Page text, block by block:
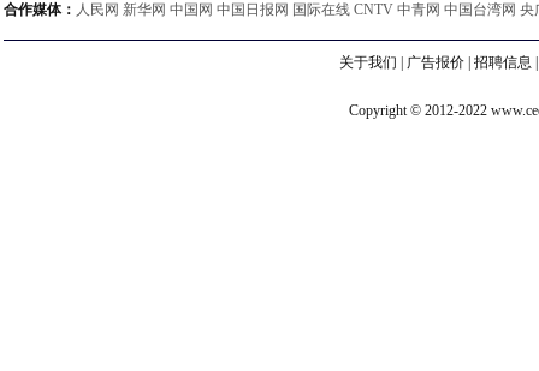
合作媒体： 人民网 新华网 中国网 中国日报网 国际在线 CNTV 中青网 中国台湾网
关于我们 广告报价 招聘信息
Copyright © 2012-2022